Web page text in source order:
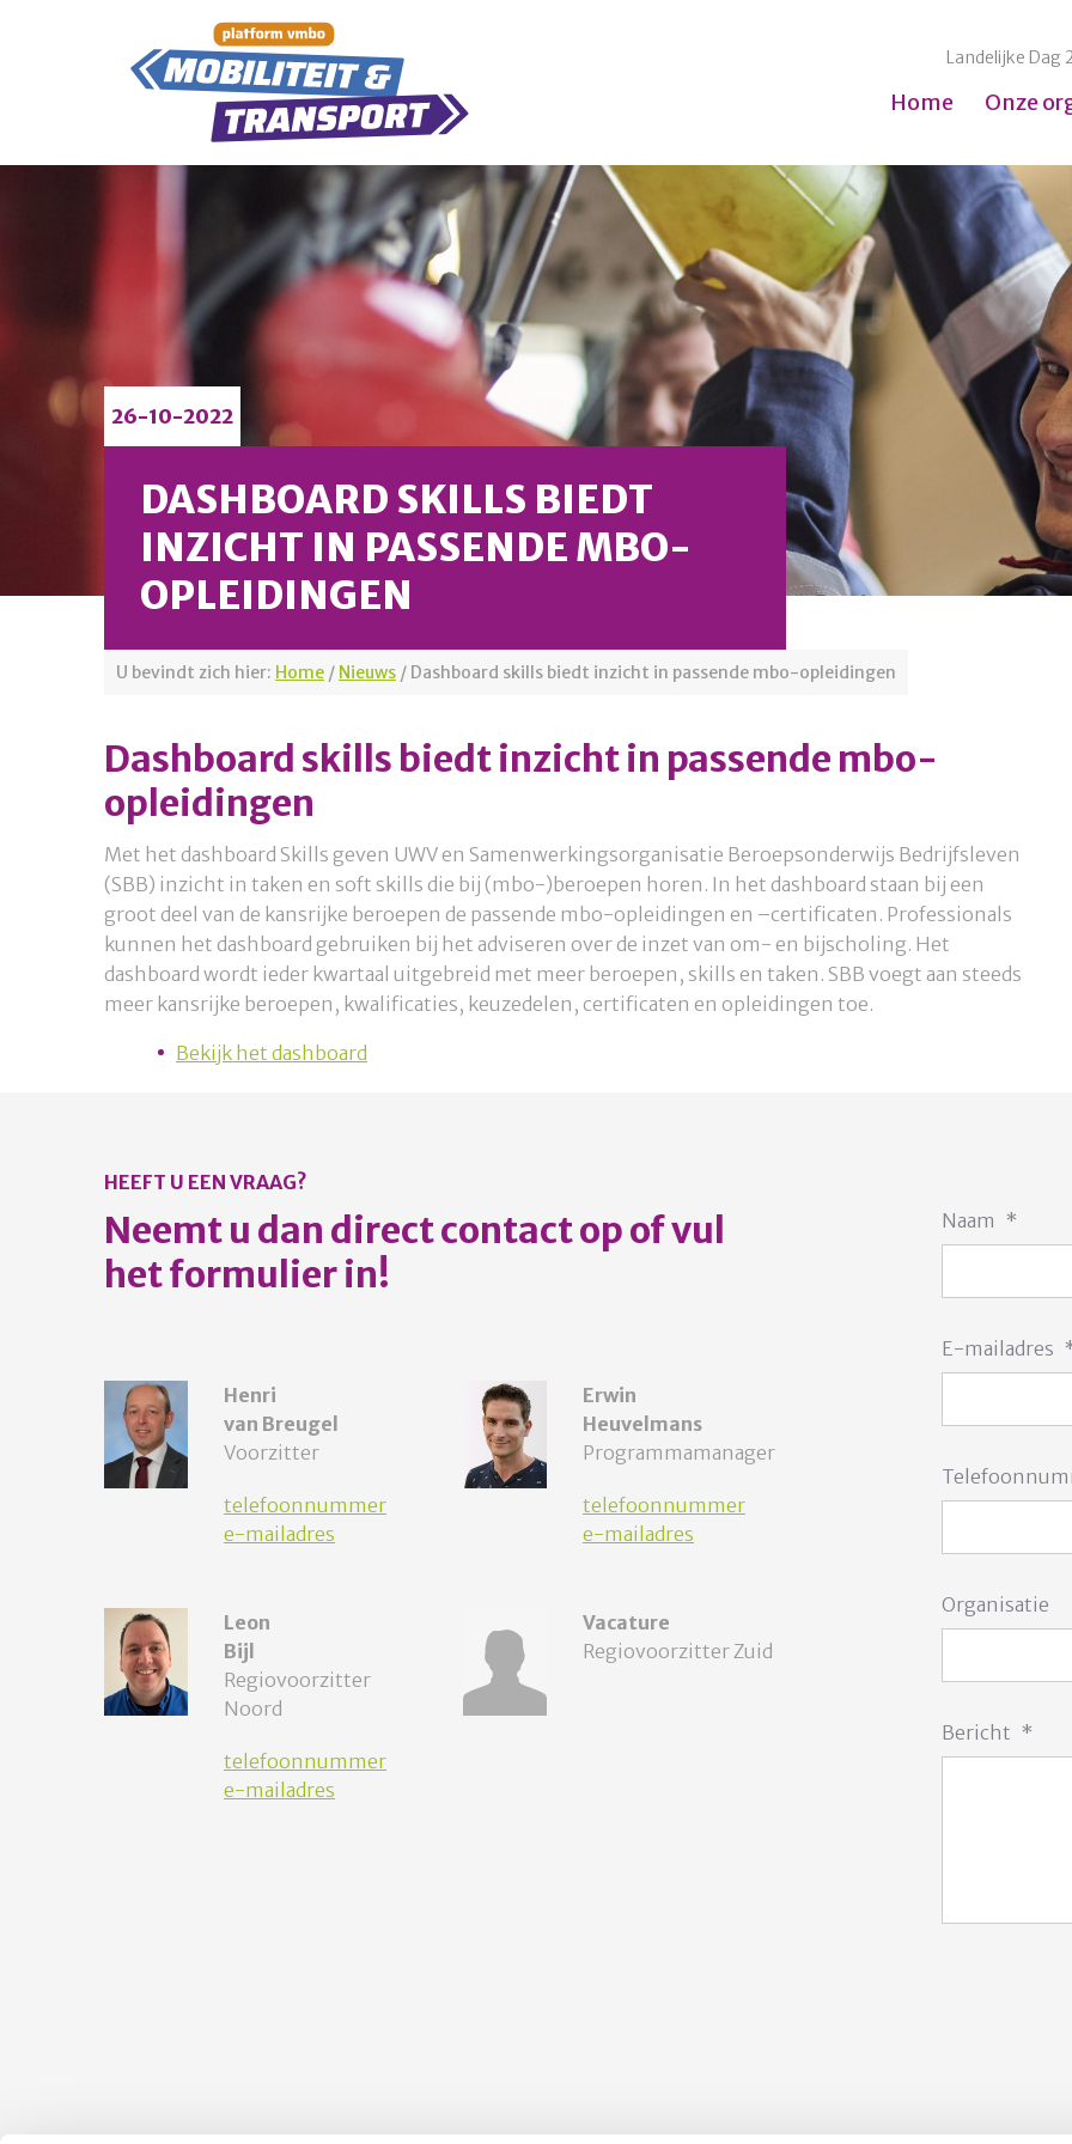
Landelijke Dag
Home Onze
26-10-2022
DASHBOARD SKILLS BIEDT
INZICHT IN PASSENDE MBO-
OPLEIDINGEN
U bevindt zich hier: Home / Nieuws / Dashboard skills biedt inzicht in passende mbo-opleidingen
Dashboard skills biedt inzicht in passende mbo-
opleidingen
Met het dashboard Skills geven UWV en Samenwerkingsorganisatie Beroepsonderwijs Bedrijfsleven
(SBB) inzicht in taken en soft skills die bij (mbo-)beroepen horen. In het dashboard staan bij een
groot deel van de kansrijke beroepen de passende mbo-opleidingen en –certificaten. Professionals
kunnen het dashboard gebruiken bij het adviseren over de inzet van om- en bijscholing. Het
dashboard wordt ieder kwartaal uitgebreid met meer beroepen, skills en taken. SBB voegt aan steeds
meer kansrijke beroepen, kwalificaties, keuzedelen, certificaten en opleidingen toe.
Bekijk het dashboard
HEEFT U EEN VRAAG?
Neemt u dan direct contact op of vul
het formulier in!
Henri
van Breugel
Voorzitter
telefoonnummer
e-mailadres
Erwin
Heuvelmans
Programmamanager
telefoonnummer
e-mailadres
Leon
Bijl
Regiovoorzitter
Noord
telefoonnummer
e-mailadres
Vacature
Regiovoorzitter Zuid
Naam *
E-mailadres
Organisatie
Bericht *